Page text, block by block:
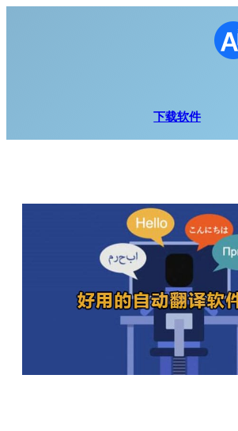
下载软件